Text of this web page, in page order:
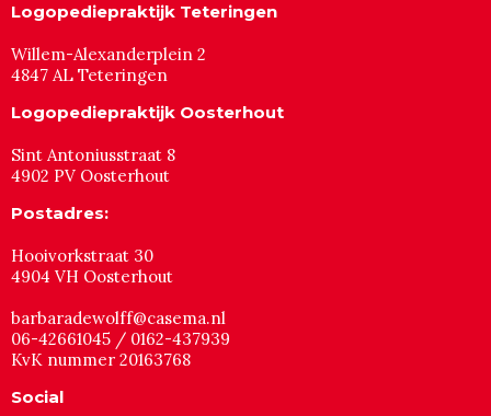
Logopediepraktijk Teteringen
Willem-Alexanderplein 2
4847 AL Teteringen
Logopediepraktijk Oosterhout
Sint Antoniusstraat 8
4902 PV Oosterhout
Postadres:
Hooivorkstraat 30
4904 VH Oosterhout
barbaradewolff@casema.nl
06-42661045 / 0162-437939
KvK nummer 20163768
Social